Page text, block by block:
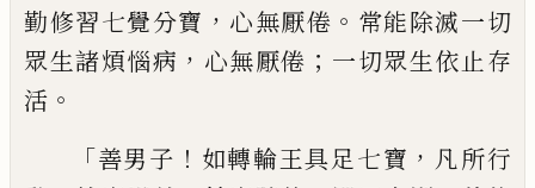
勤修習七覺分寶 ， 心無厭倦 。 常能除滅一切
眾生諸煩惱病 ， 心無厭倦 ； 一切眾生依止存
活 。
「善男子 ！ 如轉輪王具足七寶 ， 凡所行